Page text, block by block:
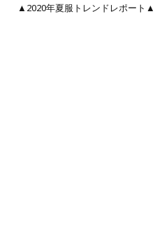
▲2020年夏服トレンドレポート▲